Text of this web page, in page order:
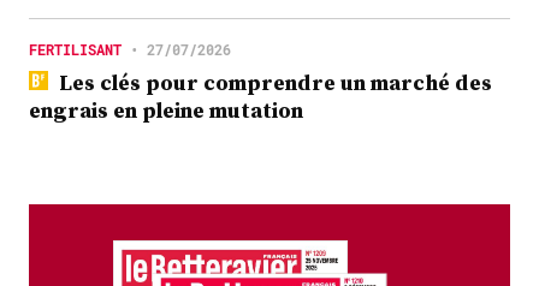
FERTILISANT • 27/07/2026
Les clés pour comprendre un marché des
engrais en pleine mutation